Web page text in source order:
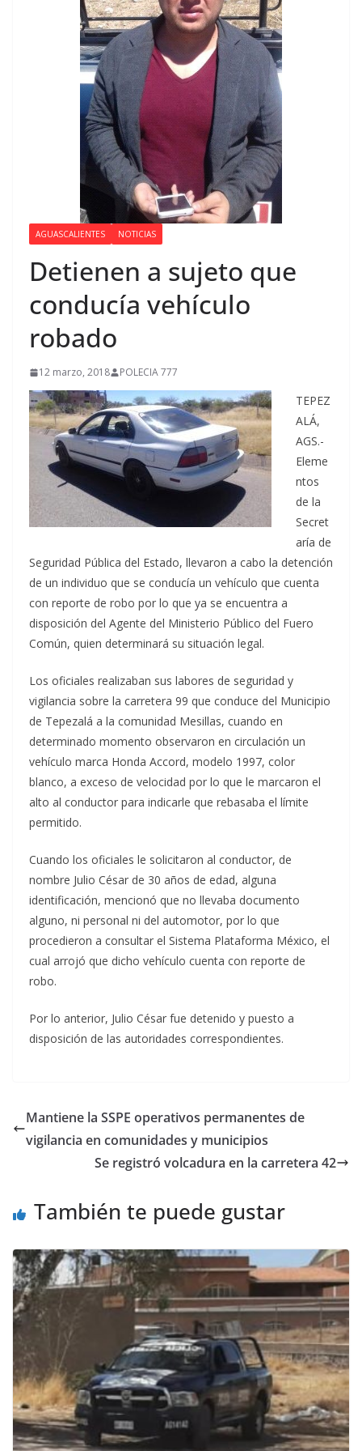
AGUASCALIENTES NOTICIAS
Detienen a sujeto que
conducía vehículo
robado
12 marzo, 2018 POLECIA 777
TEPEZ
ALÁ,
AGS.-
Eleme
ntos
de la
Secret
aría de
Seguridad Pública del Estado, llevaron a cabo la detención
de un individuo que se conducía un vehículo que cuenta
con reporte de robo por lo que ya se encuentra a
disposición del Agente del Ministerio Público del Fuero
Común, quien determinará su situación legal.
Los oficiales realizaban sus labores de seguridad y
vigilancia sobre la carretera 99 que conduce del Municipio
de Tepezalá a la comunidad Mesillas, cuando en
determinado momento observaron en circulación un
vehículo marca Honda Accord, modelo 1997, color
blanco, a exceso de velocidad por lo que le marcaron el
alto al conductor para indicarle que rebasaba el límite
permitido.
Cuando los oficiales le solicitaron al conductor, de
nombre Julio César de 30 años de edad, alguna
identificación, mencionó que no llevaba documento
alguno, ni personal ni del automotor, por lo que
procedieron a consultar el Sistema Plataforma México, el
cual arrojó que dicho vehículo cuenta con reporte de
robo.
Por lo anterior, Julio César fue detenido y puesto a
disposición de las autoridades correspondientes.
Mantiene la SSPE operativos permanentes de
vigilancia en comunidades y municipios
Se registró volcadura en la carretera 42
También te puede gustar